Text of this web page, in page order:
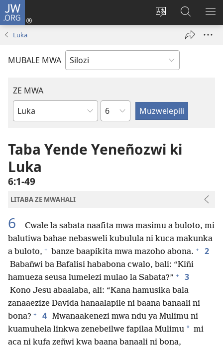
JW.ORG
Mu
Mukene
(opens
Mubate
Litaba
fa
Luka
MUBALE MWA
ZE MWA
Buka
Bibele
Chapter
Taba Yende Yeneñozwi ki
Luka
6:1-49
LITABA ZE MWAHALI
6
Cwale la sabata naafita mwa masimu a buloto, mi
balutiwa bahae nebasweli kubulula ni kuca makunka
a buloto, + banze baapikita mwa mazoho abona. + 2
Babañwi ba Bafalisi hababona cwalo, bali: “Kiñi
hamueza seusa lumelezi mulao la Sabata?” + 3
Kono Jesu abaalaba, ali: “Kana hamusika bala
zanaaezize Davida hanaalapile ni baana banaali ni
bona? + 4 Mwanaakenezi mwa ndu ya Mulimu ni
kuamuhela linkwa zenebeilwe fapilaa Mulimu * mi
aca ni kufa zeñwi kwa baana banaali ni bona,